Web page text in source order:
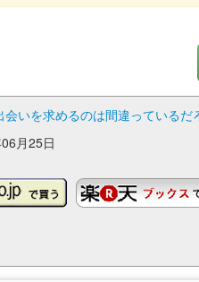
会いを求めるのは間違っている
月25日